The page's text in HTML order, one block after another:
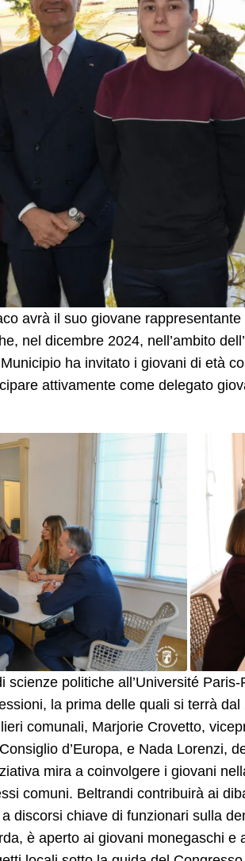
avrà il suo giovane
nel dicembre 2024, nell’ambito
ha invitato i giovani di età
attivamente come delegato
scienze politiche all’Université
la prima delle quali si terrà
comunali, Marjorie Crovetto,
d’Europa, e Nada Lorenzi,
mira a coinvolgere i giovani
comuni. Beltrandi contribuirà ai
discorsi chiave di funzionari sulla
è aperto ai giovani monegaschi e